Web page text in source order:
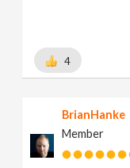
4
BrianHanke
Member